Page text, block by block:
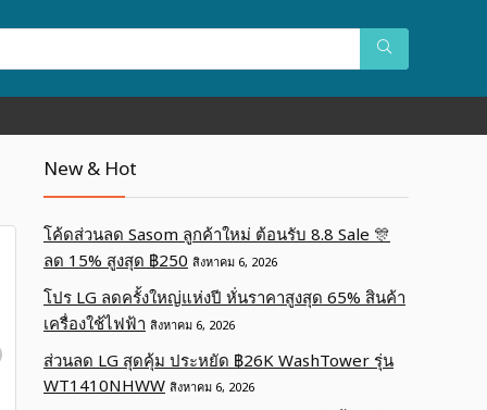
New & Hot
โค้ดส่วนลด Sasom ลูกค้าใหม่ ต้อนรับ 8.8 Sale 🎊
ลด 15% สูงสุด ฿250 สิงหาคม 6, 2026
โปร LG ลดครั้งใหญ่แห่งปี หั่นราคาสูงสุด 65% สินค้า
เครื่องใช้ไฟฟ้า สิงหาคม 6, 2026
ส่วนลด LG สุดคุ้ม ประหยัด ฿26K WashTower รุ่น
WT1410NHWW สิงหาคม 6, 2026